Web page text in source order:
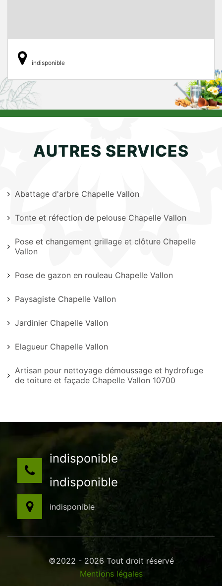
indisponible
AUTRES SERVICES
Abattage d'arbre Chapelle Vallon
Tonte et réfection de pelouse Chapelle Vallon
Pose et changement grillage et clôture Chapelle
Vallon
Pose de gazon en rouleau Chapelle Vallon
Paysagiste Chapelle Vallon
Jardinier Chapelle Vallon
Elagueur Chapelle Vallon
Artisan pour nettoyage démoussage et hydrofuge
de toiture et façade Chapelle Vallon 10700
indisponible
indisponible
indisponible
©2022 - 2026 Tout droit réservé
Mentions légales